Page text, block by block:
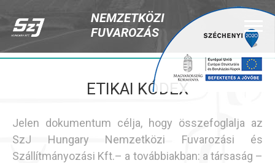
navigációhoz
NEMZETKÖZI
FUVAROZÁS
ETIKAI KÓDEX
Jelen dokumentum célja, hogy összefoglalja az
SzJ Hungary Nemzetközi Fuvarozási és
Szállítmányozási Kft.– a továbbiakban: a társaság –